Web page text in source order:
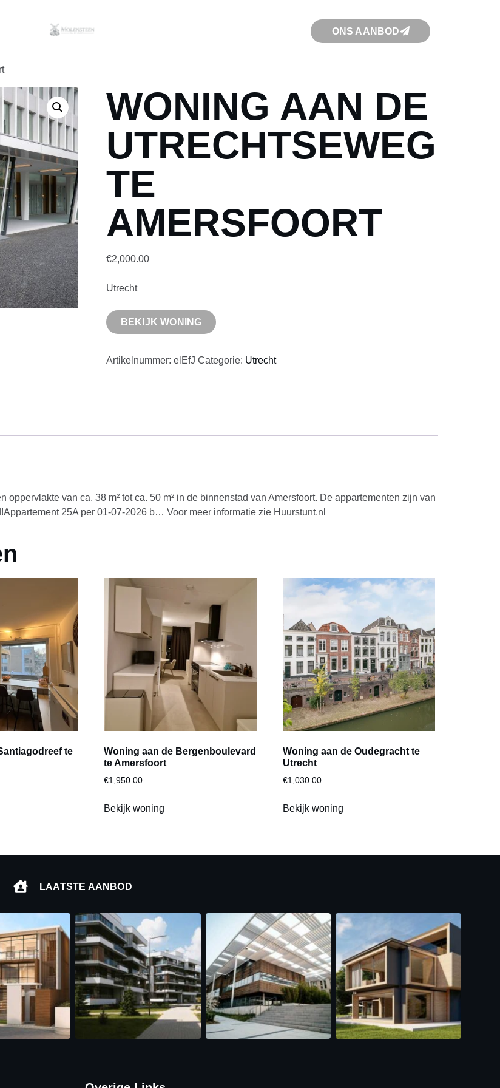
ONS AANBOD
WONING AAN DE
UTRECHTSEWEG
TE
AMERSFOORT
€2,000.00
Utrecht
BEKIJK WONING
Artikelnummer: elEfJ Categorie: Utrecht
oppervlakte van ca. 38 m² tot ca. 50 m² in de binnenstad van Amersfoort. De appartementen zijn van
25A per 01-07-2026 b… Voor meer informatie zie Huurstunt.nl
te
Woning aan de Bergenboulevard
te Amersfoort
€1,950.00
Bekijk woning
Woning aan de Oudegracht te
Utrecht
€1,030.00
Bekijk woning
LAATSTE AANBOD